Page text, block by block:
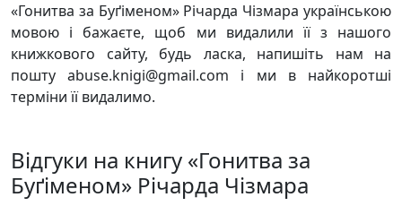
«Гонитва за Буґіменом» Річарда Чізмара українською
мовою і бажаєте, щоб ми видалили її з нашого
книжкового сайту, будь ласка, напишіть нам на
пошту abuse.knigi@gmail.com і ми в найкоротші
терміни її видалимо.
Відгуки на книгу «Гонитва за
Буґіменом» Річарда Чізмара